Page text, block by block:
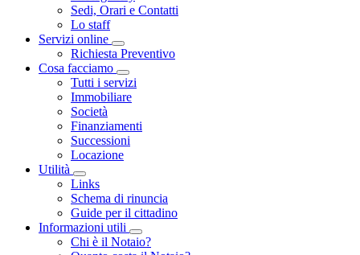
Sedi, Orari e Contatti
Lo staff
Servizi online
Toggle Dropdown
Richiesta Preventivo
Cosa facciamo
Toggle Dropdown
Tutti i servizi
Immobiliare
Società
Finanziamenti
Successioni
Locazione
Utilità
Toggle Dropdown
Links
Schema di rinuncia
Guide per il cittadino
Informazioni utili
Toggle Dropdown
Chi è il Notaio?